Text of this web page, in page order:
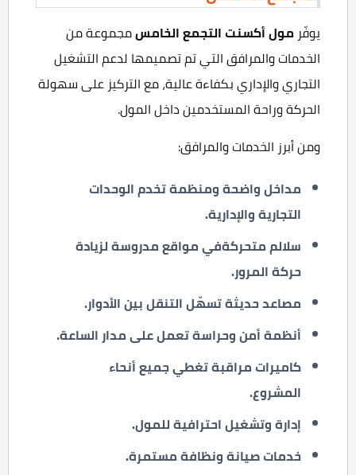
يوفّر مول أكسنت التجمع الخامسمجموعة من
الخدمات والمرافق التي تم تصميمها لدعم التشغيل
التجاري والإداري بكفاءة عالية، مع التركيز على سهولة
الحركة وراحة المستخدمين داخل المول.
ومن أبرز الخدمات والمرافق:
مداخل واضحة ومنظمة تخدم الوحدات
التجارية والإدارية.
سلالم متحركةفي مواقع مدروسة لزيادة
حركة المرور.
مصاعد حديثة تسهّل التنقل بين الأدوار.
أنظمة أمن وحراسة تعمل على مدار الساعة.
كاميرات مراقبة تغطي جميع أنحاء
المشروع.
إدارة وتشغيل احترافية للمول.
خدمات صيانة ونظافة مستمرة.